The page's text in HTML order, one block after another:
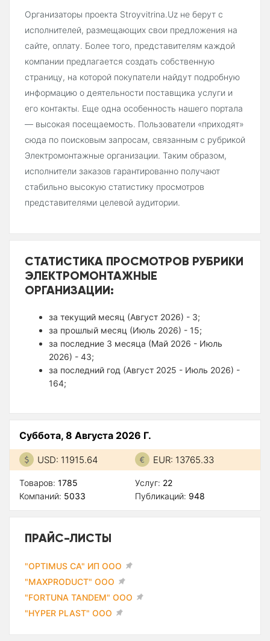
Организаторы проекта Stroyvitrina.Uz не берут с
исполнителей, размещающих свои предложения на
сайте, оплату. Более того, представителям каждой
компании предлагается создать собственную
страницу, на которой покупатели найдут подробную
информацию о деятельности поставщика услуги и
его контакты. Еще одна особенность нашего портала
— высокая посещаемость. Пользователи «приходят»
сюда по поисковым запросам, связанным с рубрикой
Электромонтажные организации. Таким образом,
исполнители заказов гарантированно получают
стабильно высокую статистику просмотров
представителями целевой аудитории.
СТАТИСТИКА ПРОСМОТРОВ РУБРИКИ
ЭЛЕКТРОМОНТАЖНЫЕ
ОРГАНИЗАЦИИ:
за текущий месяц (Август 2026) - 3;
за прошлый месяц (Июль 2026) - 15;
за последние 3 месяца (Май 2026 - Июль
2026) - 43;
за последний год (Август 2025 - Июль 2026) -
164;
Суббота, 8 Августа 2026 Г.
USD: 11915.64 EUR: 13765.33
Товаров: 1785
Компаний: 5033
Услуг: 22
Публикаций: 948
ПРАЙС-ЛИСТЫ
"OPTIMUS CA" ИП ООО
"MAXPRODUCT" ООО
"FORTUNA TANDEM" ООО
"HYPER PLAST" ООО